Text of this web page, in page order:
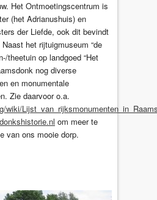
Het Ontmoetingscentrum is
(het Adrianushuis) en
der Liefde, ook dit bevindt
het rijtuigmuseum “de
theetuin op landgoed “Het
nog diverse
en monumentale
Zie daarvoor o.a.
wiki/
om meer te
van ons mooie dorp.